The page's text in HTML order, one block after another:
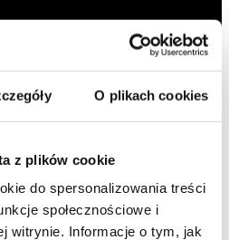
O plikach cookies
z plików cookie
do spersonalizowania treści
społecznościowe i
witrynie. Informacje o tym, jak
Czerwona Szpilka
Czerwona